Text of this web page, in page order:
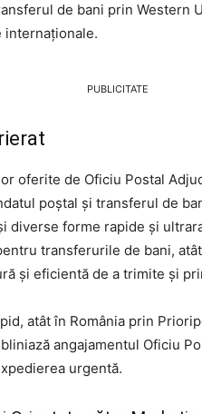
de bani prin Western
internaționale.
PUBLICITATE
oferite de Oficiu Postal
poștal și transferul de
diverse forme rapide și
transferurile de bani,
și eficientă de a trimite și
atât în România prin
angajamentul Oficiu
urgentă.